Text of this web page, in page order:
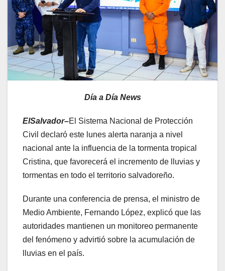
Día a Día News
ElSalvador–El Sistema Nacional de Protección
Civil declaró este lunes alerta naranja a nivel
nacional ante la influencia de la tormenta tropical
Cristina, que favorecerá el incremento de lluvias y
tormentas en todo el territorio salvadoreño.
Durante una conferencia de prensa, el ministro de
Medio Ambiente, Fernando López, explicó que las
autoridades mantienen un monitoreo permanente
del fenómeno y advirtió sobre la acumulación de
lluvias en el país.